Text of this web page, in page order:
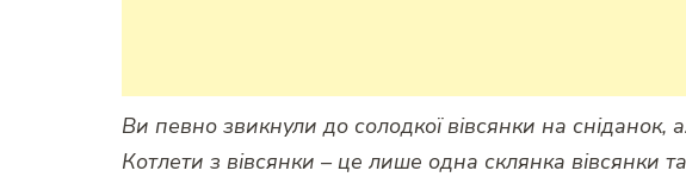
Ви певно звикнули до солодкої вівсянки на
Котлети з вівсянки – це лише одна склянка вівсянки та